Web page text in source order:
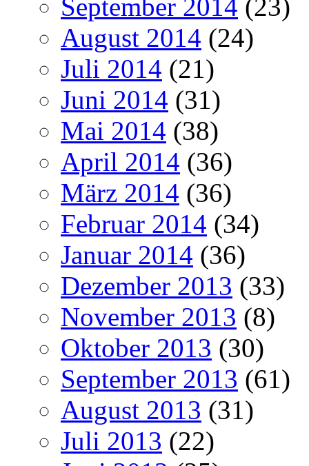
September 2014 (23)
August 2014 (24)
Juli 2014 (21)
Juni 2014 (31)
Mai 2014 (38)
April 2014 (36)
März 2014 (36)
Februar 2014 (34)
Januar 2014 (36)
Dezember 2013 (33)
November 2013 (8)
Oktober 2013 (30)
September 2013 (61)
August 2013 (31)
Juli 2013 (22)